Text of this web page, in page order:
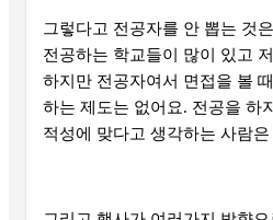
그렇다고 전공자를 안 뽑는 것
전공하는 학교들이 많이 있고
하지만 전공자여서 면접을 볼
하는 제도는 없어요. 전공을 하
적성에 맞다고 생각하는 사람